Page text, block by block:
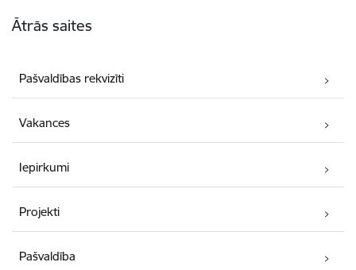
Ātrās saites
Pašvaldības rekvizīti
Vakances
Iepirkumi
Projekti
Pašvaldība